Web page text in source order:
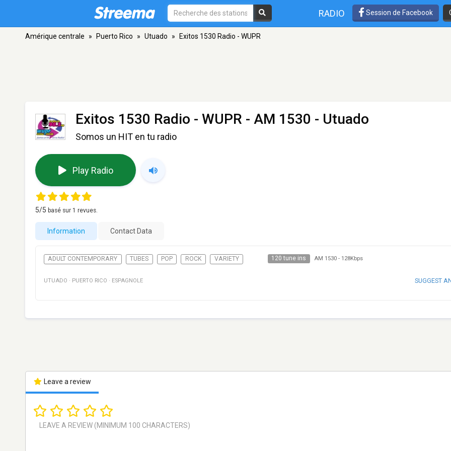
RADIO Session de Facebook
Amérique centrale » Puerto Rico » Utuado » Exitos 1530 Radio - WUPR
Exitos 1530 Radio - WUPR - AM 1530 - Utuado
Somos un HIT en tu radio
Play Radio
5/5 basé sur 1 revues.
Information Contact Data
ADULT CONTEMPORARY TUBES POP ROCK VARIETY 120 tune ins AM 1530- 128Kbps
UTUADO · PUERTO RICO · ESPAGNOLE SUGGEST
Leave a review